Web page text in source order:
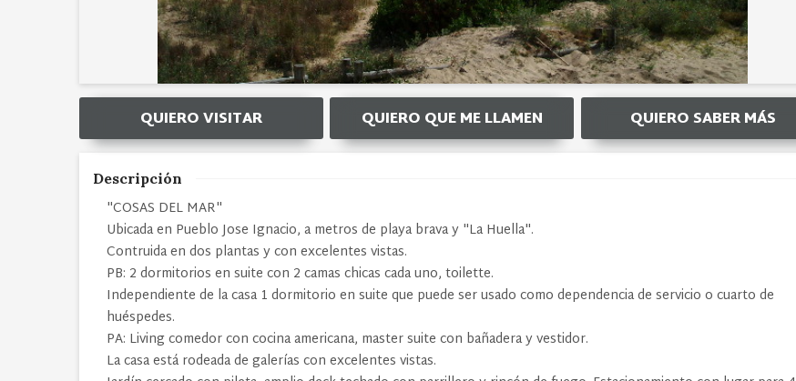
QUIERO VISITAR QUIERO QUE ME LLAMEN QUIERO SABER MÁS
Descripción
"COSAS DEL MAR"
Ubicada en Pueblo Jose Ignacio, a metros de playa brava y "La Huella".
Contruida en dos plantas y con excelentes vistas.
PB: 2 dormitorios en suite con 2 camas chicas cada uno, toilette.
Independiente de la casa 1 dormitorio en suite que puede ser usado como dependencia de servicio o cuarto de
huéspedes.
PA: Living comedor con cocina americana, master suite con bañadera y vestidor.
La casa está rodeada de galerías con excelentes vistas.